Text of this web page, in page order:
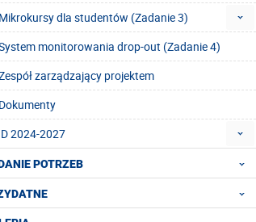
Mikrokursy dla studentów (Zadanie 3)
monitorowania drop-out (Zadanie 4)
zarządzający projektem
Dokumenty
2024-2027
POTRZEB